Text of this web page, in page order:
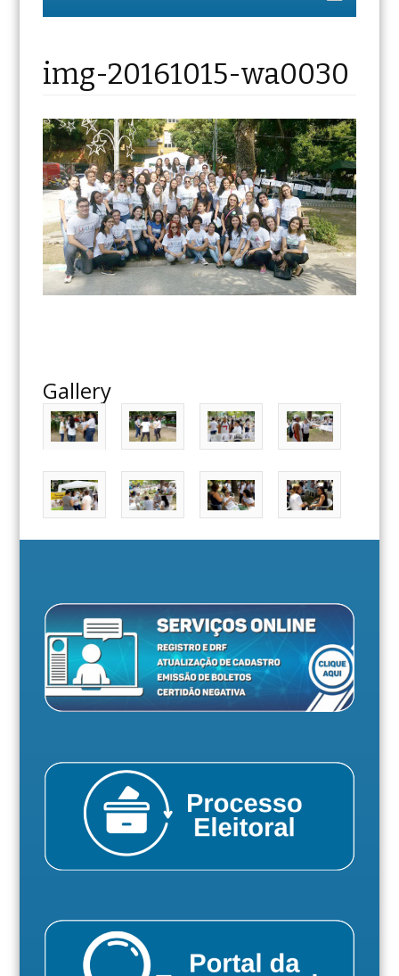
img-20161015-wa0030
Gallery